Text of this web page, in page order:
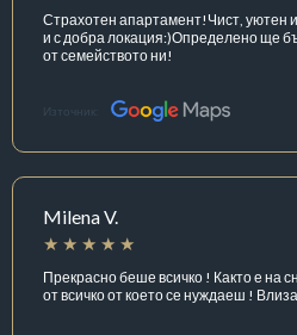
Страхотен апартамент!Чист, уютен
и с добра локация:)Определено ще
от семейството ни!
Източник:
Milena V.
Прекрасно беше всичко ! Както е на
от всичко от което се нуждаеш !